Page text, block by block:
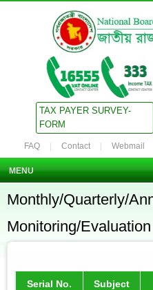
TAX PAYER SURVEY-
FORM
FAQ Contact Webmail
MENU
Monthly/Quarterly/
Monitoring/
Serial No. Subject